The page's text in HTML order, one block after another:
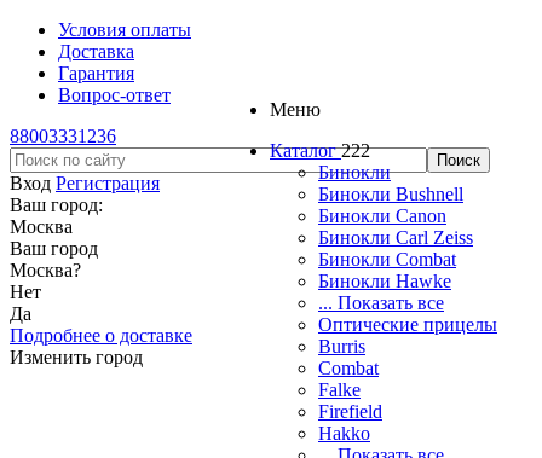
Условия оплаты
Доставка
Гарантия
Вопрос-ответ
88003331236
Вход Регистрация
Ваш город:
Москва
Ваш город
Москва?
Нет
Да
Подробнее о доставке
Изменить город
Меню
Каталог 222
Бинокли
Бинокли Bushnell
Бинокли Canon
Бинокли Carl Zeiss
Бинокли Combat
Бинокли Hawke
... Показать все
Оптические прицелы
Burris
Combat
Falke
Firefield
Hakko